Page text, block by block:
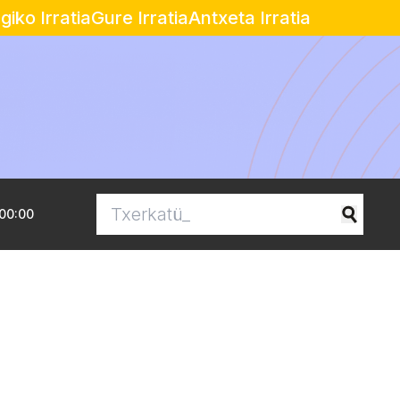
IrratiaGure IrratiaAntxeta Irratia